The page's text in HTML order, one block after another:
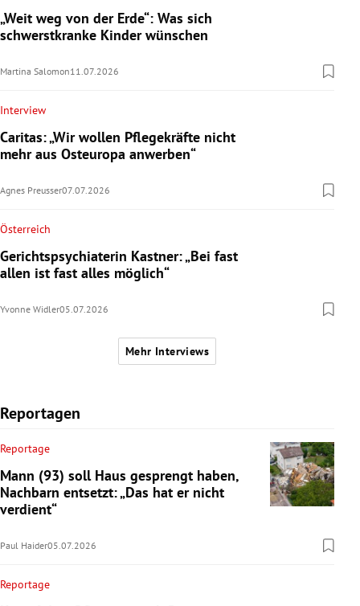
„Weit weg von der Erde“: Was sich
schwerstkranke Kinder wünschen
Martina Salomon11.07.2026
Interview
Caritas: „Wir wollen Pflegekräfte nicht
mehr aus Osteuropa anwerben“
Agnes Preusser07.07.2026
Österreich
Gerichtspsychiaterin Kastner: „Bei fast
allen ist fast alles möglich“
Yvonne Widler05.07.2026
Mehr Interviews
Reportagen
Reportage
Mann (93) soll Haus gesprengt haben,
Nachbarn entsetzt: „Das hat er nicht
verdient“
Paul Haider05.07.2026
Reportage